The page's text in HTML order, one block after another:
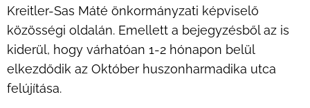
Kreitler-Sas Máté önkormányzati képviselő
közösségi oldalán. Emellett a bejegyzésből az is
kiderül, hogy várhatóan 1-2 hónapon belül
elkezdődik az Október huszonharmadika utca
felújítása.